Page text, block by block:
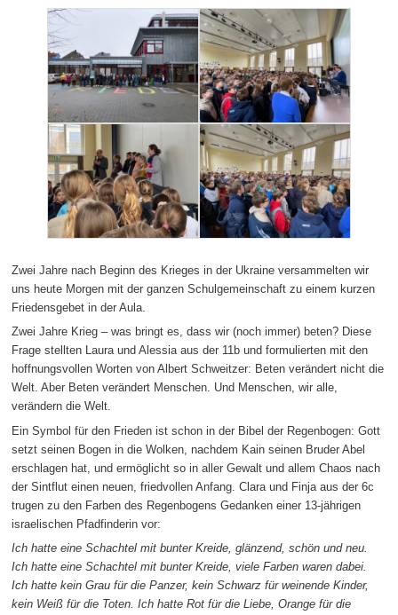
Zwei Jahre nach Beginn des Krieges in der Ukraine versammelten wir
uns heute Morgen mit der ganzen Schulgemeinschaft zu einem kurzen
Friedensgebet in der Aula.
Zwei Jahre Krieg – was bringt es, dass wir (noch immer) beten? Diese
Frage stellten Laura und Alessia aus der 11b und formulierten mit den
hoffnungsvollen Worten von Albert Schweitzer: Beten verändert nicht die
Welt. Aber Beten verändert Menschen. Und Menschen, wir alle,
verändern die Welt.
Ein Symbol für den Frieden ist schon in der Bibel der Regenbogen: Gott
setzt seinen Bogen in die Wolken, nachdem Kain seinen Bruder Abel
erschlagen hat, und ermöglicht so in aller Gewalt und allem Chaos nach
der Sintflut einen neuen, friedvollen Anfang. Clara und Finja aus der 6c
trugen zu den Farben des Regenbogens Gedanken einer 13-jährigen
israelischen Pfadfinderin vor:
Ich hatte eine Schachtel mit bunter Kreide, glänzend, schön und neu.
Ich hatte eine Schachtel mit bunter Kreide, viele Farben waren dabei.
Ich hatte kein Grau für die Panzer, kein Schwarz für weinende Kinder,
kein Weiß für die Toten. Ich hatte Rot für die Liebe, Orange für die